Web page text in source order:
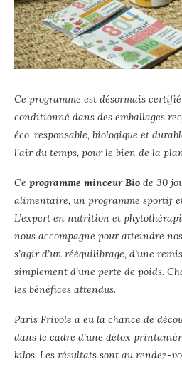
Ce programme est désormais
conditionné dans des emballages
éco-responsable, biologique et
l’air du temps, pour le bien de la
Ce programme minceur Bio de 30
alimentaire, un programme sportif
L’expert en nutrition et
nous accompagne pour atteindre
s’agir d’un rééquilibrage, d’une
simplement d’une perte de poids.
les bénéfices attendus.
Paris Frivole a eu la chance de
dans le cadre d’une détox
kilos. Les résultats sont au rendez-